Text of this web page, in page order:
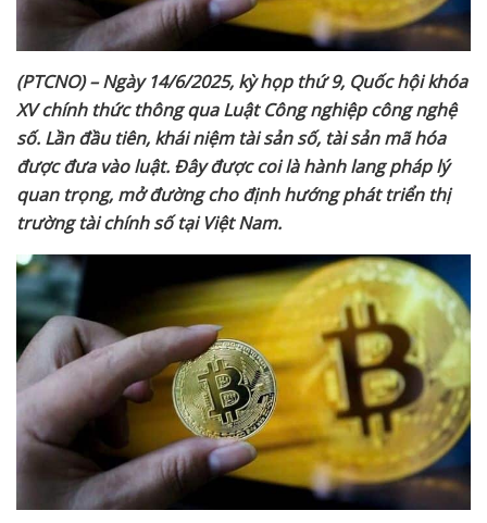
(PTCNO) – Ngày 14/6/2025, kỳhọp thứ9, Quốc hội khóa
XV chính thức thông qua Luật Công nghiệp công nghệ
số. Lần đầu tiên, khái niệm tài sản số, tài sản mã hóa
được đưa vào luật. Đây được coi là hành lang pháp lý
quan trọng, mởđường cho định hướng phát triển thị
trường tài chính sốtại Việt Nam.